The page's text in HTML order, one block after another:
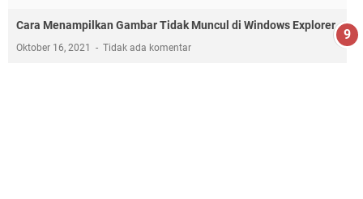
Cara Menampilkan Gambar Tidak Muncul di Windows Explorer
Oktober 16, 2021 Tidak ada komentar